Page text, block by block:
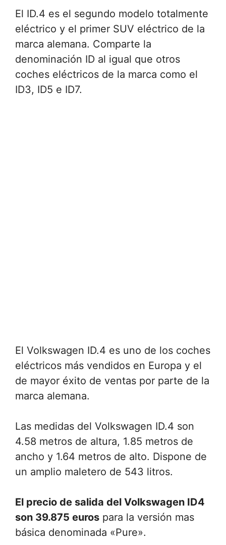
El ID.4 es el segundo modelo totalmente
eléctrico y el primer SUV eléctrico de la
marca alemana. Comparte la
denominación ID al igual que otros
coches eléctricos de la marca como el
ID3, ID5 e ID7.
El Volkswagen ID.4 es uno de los coches
eléctricos más vendidos en Europa y el
de mayor éxito de ventas por parte de la
marca alemana.
Las medidas del Volkswagen ID.4 son
4.58 metros de altura, 1.85 metros de
ancho y 1.64 metros de alto. Dispone de
un amplio maletero de 543 litros.
El precio de salida del Volkswagen ID4
son 39.875 euros para la versión mas
básica denominada «Pure».